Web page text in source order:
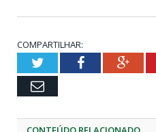
COMPARTILHAR:
TwitterFacebook
Email